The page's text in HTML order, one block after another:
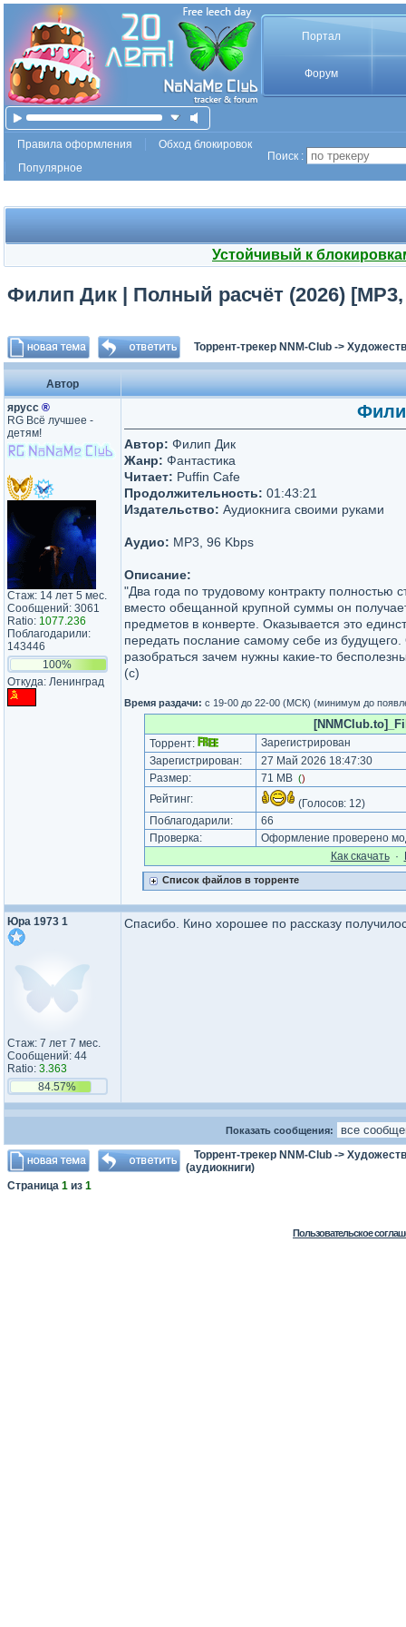
Портал
Форум
Правила оформления
Обход блокировок
Популярное
Поиск :
Устойчивый к
Филип Дик | Полный расчёт (2026)
Торрент-трекер NNM-Club ->
Автор
ярусс ®
RG Всё лучшее -
детям!
Стаж: 14 лет 5 мес.
Сообщений: 3061
Ratio: 1077.236
Поблагодарили:
143446
100%
Откуда: Ленинград
Автор: Филип Дик
Жанр: Фантастика
Читает: Puffin Сafe
Продолжительность: 01:43:21
Издательство: Аудиокнига своими руками
Аудио: MP3, 96 Kbps
Описание:
"Два года по трудовому контракту полностью
вместо обещанной крупной суммы он
предметов в конверте. Оказывается это
передать послание самому себе из будущего.
разобраться зачем нужны какие-то
(с)
Время раздачи: с 19-00 до 22-00 (МСК) (минимум до
Торрент:
Зарегистрирован
Зарегистрирован:
27 Май 2026 18:47:30
Размер:
71 MB ()
Рейтинг: (Голосов: 12)
Поблагодарили:
66
Проверка:
Оформление проверено
Как cкачать·
Список файлов в торренте
Юра 1973 1
Стаж: 7 лет 7 мес.
Сообщений: 44
Ratio: 3.363
84.57%
Спасибо. Кино хорошее по рассказу
Показать сообщения:
Торрент-трекер NNM-Club ->
(аудиокниги)
Страница 1 из 1
Пользовательское